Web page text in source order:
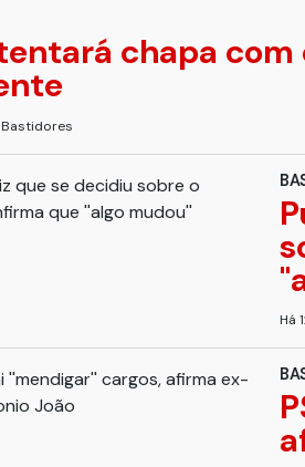
chapa com
Bastidores
Há